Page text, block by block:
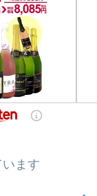
ます